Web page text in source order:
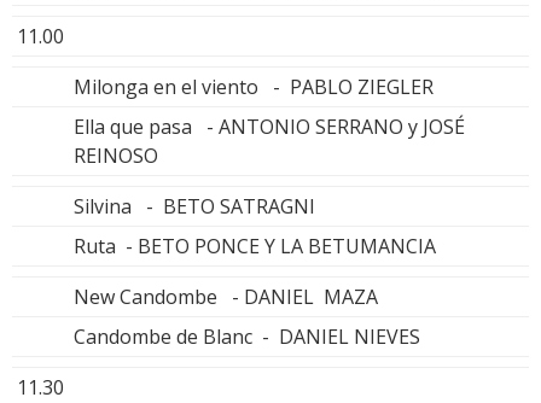
11.00
Milonga en el viento - PABLO ZIEGLER
Ella que pasa - ANTONIO SERRANO y JOSÉ
REINOSO
Silvina - BETO SATRAGNI
Ruta - BETO PONCE Y LA BETUMANCIA
New Candombe - DANIEL MAZA
Candombe de Blanc - DANIEL NIEVES
11.30